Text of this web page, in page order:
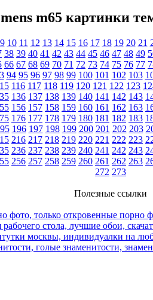
m65 картинки
9 10 11 12 13 14 15 16 17 18 19 20 21
38 39 40 41 42 43 44 45 46 47 48 49
66 67 68 69 70 71 72 73 74 75 76 77
94 95 96 97 98 99 100 101 102 103
116 117 118 119 120 121 122 123
136 137 138 139 140 141 142 143
156 157 158 159 160 161 162 163
176 177 178 179 180 181 182 183
196 197 198 199 200 201 202 203
216 217 218 219 220 221 222 223
236 237 238 239 240 241 242 243
256 257 258 259 260 261 262 263
272 273
Полезные ссылки
фото, только откровенные порно
стола, лучшие обои,
москвы, индивидуалки на
голые знаменитости,